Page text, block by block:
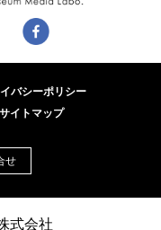
バシーポリシー
サイトマップ
せ
式会社